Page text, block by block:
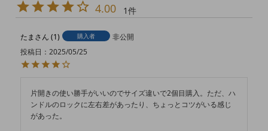
4.00 1
たま 1 購入者
非公開
投稿日
2025/05/25
片開きの使い勝手がいいのでサイズ違いで2個目購入。ただ、ハ
ンドルのロックに左右差があったり、ちょっとコツがいる感じ
があった。